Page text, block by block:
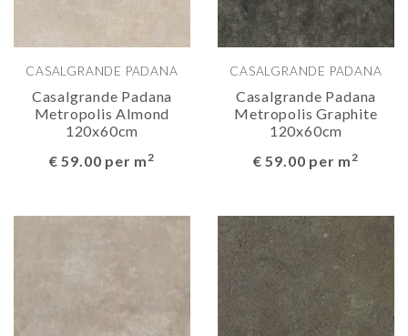
CASALGRANDE PADANA
Casalgrande Padana
Metropolis Almond
120x60cm
€ 59.00 per m2
CASALGRANDE PADANA
Casalgrande Padana
Metropolis Graphite
120x60cm
€ 59.00 per m2